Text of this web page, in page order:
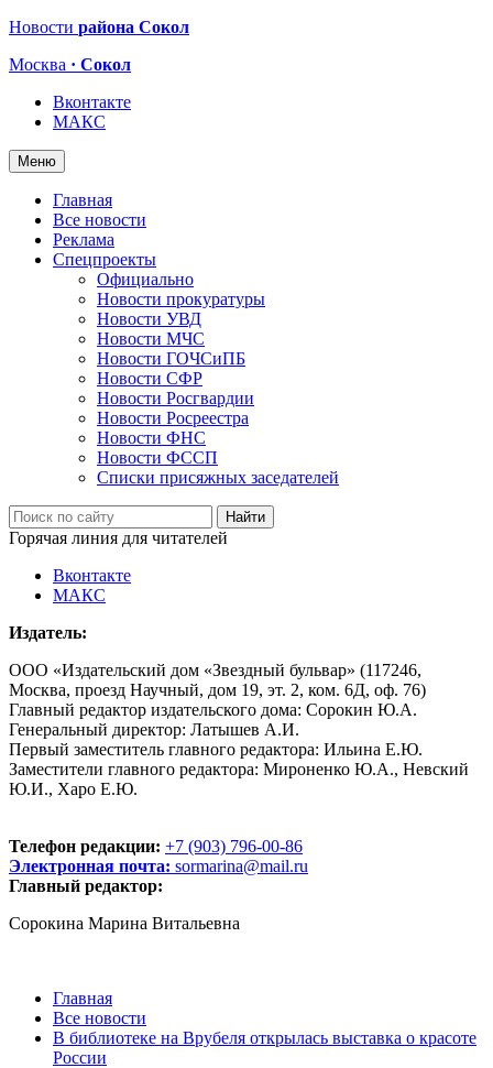
Новости района Сокол
Москва · Сокол
Вконтакте
МАКС
Меню
Главная
Все новости
Реклама
Спецпроекты
Официально
Новости прокуратуры
Новости УВД
Новости МЧС
Новости ГОЧСиПБ
Новости СФР
Новости Росгвардии
Новости Росреестра
Новости ФНС
Новости ФССП
Списки присяжных заседателей
Горячая линия для читателей
Вконтакте
МАКС
Издатель:
ООО «Издательский дом «Звездный бульвар» (117246,
Москва, проезд Научный, дом 19, эт. 2, ком. 6Д, оф. 76)
Главный редактор издательского дома: Сорокин Ю.А.
Генеральный директор: Латышев А.И.
Первый заместитель главного редактора: Ильина Е.Ю.
Заместители главного редактора: Мироненко Ю.А., Невский
Ю.И., Харо Е.Ю.
Телефон редакции: +7 (903) 796-00-86
Электронная почта: sormarina@mail.ru
Главный редактор:
Сорокина Марина Витальевна
Главная
Все новости
В библиотеке на Врубеля открылась выставка о красоте
России